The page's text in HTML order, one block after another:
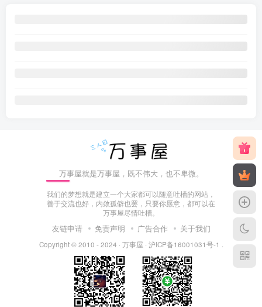
万事屋就是万事屋，既不伟大，也不卑微。
我们的梦想就是建立一个大家都可以随意吐槽的网站，
善于交流也好，内敛孤僻也罢，只要你愿意，都可以在
万事屋尽情吐槽。
友链申请 免责声明 广告合作 关于我们
Copyright © 2010 - 2024 · 万事屋 · 沪ICP备16001031号-1